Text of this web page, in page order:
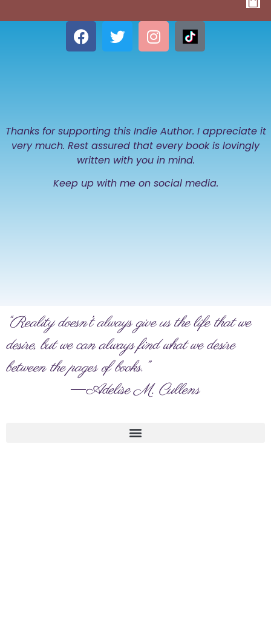
Thanks for supporting this Indie Author. I appreciate it
very much. Rest assured that every book is lovingly
written with you in mind.
Keep up with me on social media.
“Reality doesn’t always give us the life that we
desire, but we can always find what we desire
between the pages of books.”
―Adelise M. Cullens